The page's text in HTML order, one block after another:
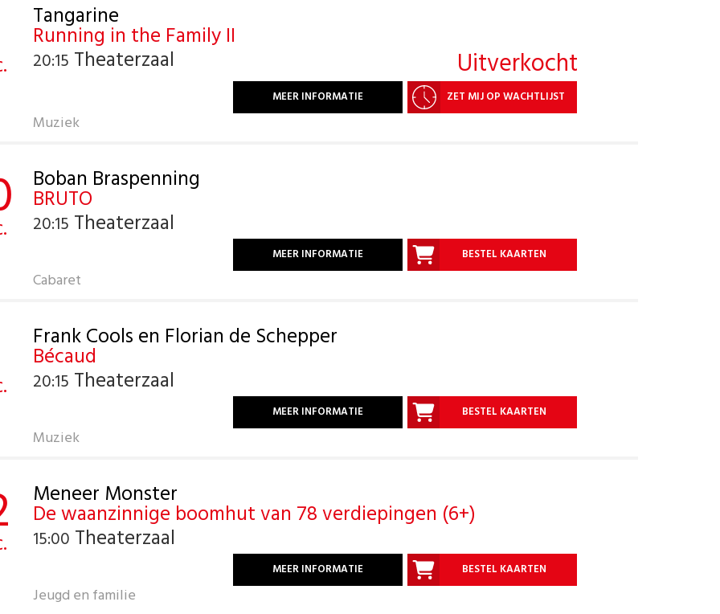
Tangarine
Running in the Family II
20:15 Theaterzaal Uitverkocht
Muziek
MEER INFORMATIE ZET MIJ OP WACHTLIJST
Boban Braspenning
BRUTO
20:15 Theaterzaal
Cabaret
MEER INFORMATIE BESTEL KAARTEN
Frank Cools en Florian de Schepper
Bécaud
20:15 Theaterzaal
Muziek
MEER INFORMATIE BESTEL KAARTEN
Meneer Monster
De waanzinnige boomhut van 78 verdiepingen (6+)
15:00 Theaterzaal
Jeugd en familie
MEER INFORMATIE BESTEL KAARTEN